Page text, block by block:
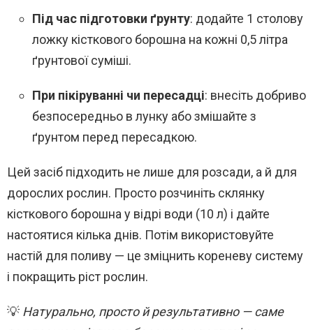
Під час підготовки ґрунту: додайте 1 столову
ложку кісткового борошна на кожні 0,5 літра
ґрунтової суміші.
При пікіруванні чи пересадці: внесіть добриво
безпосередньо в лунку або змішайте з
ґрунтом перед пересадкою.
Цей засіб підходить не лише для розсади, а й для
дорослих рослин. Просто розчиніть склянку
кісткового борошна у відрі води (10 л) і дайте
настоятися кілька днів. Потім використовуйте
настій для поливу — це зміцнить кореневу систему
і покращить ріст рослин.
💡 Натурально, просто й результативно — саме